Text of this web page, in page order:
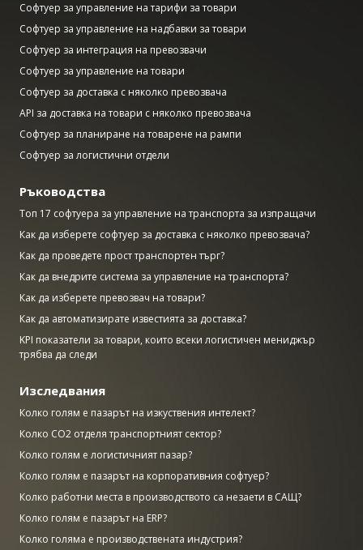
Софтуер за управление на тарифи за товари
Софтуер за управление на надбавки за товари
Софтуер за интеграция на превозвачи
Софтуер за управление на товари
Софтуер за доставка с няколко превозвача
API за доставка на товари с няколко превозвача
Софтуер за планиране на товарене на рампи
Софтуер за логистични отдели
Ръководства
Топ 17 софтуера за управление на транспорта за изпращачи
Как да изберете софтуер за доставка с няколко превозвача?
Как да проведете прост транспортен търг?
Как да внедрите система за управление на транспорта?
Как да изберете превозвач на товари?
Как да автоматизирате известията за доставка?
KPI показатели за товари, които всеки логистичен мениджър
трябва да следи
Изследвания
Колко голям е пазарът на изкуствения интелект?
Колко CO2 отделя транспортният сектор?
Колко голям е логистичният пазар?
Колко голям е пазарът на корпоративния софтуер?
Колко работни места в производството са незаети в САЩ?
Колко голям е пазарът на ERP?
Колко голяма е производствената индустрия?